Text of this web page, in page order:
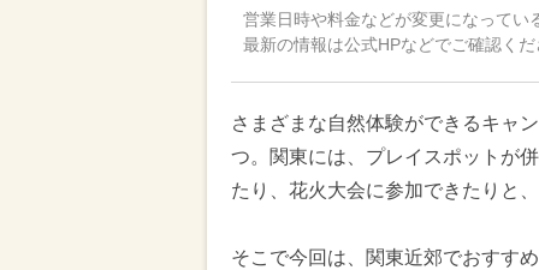
営業日時や料金などが変更になってい
最新の情報は公式HPなどでご確認く
さまざまな自然体験ができるキャ
つ。関東には、プレイスポットが
たり、花火大会に参加できたりと
そこで今回は、関東近郊でおすす